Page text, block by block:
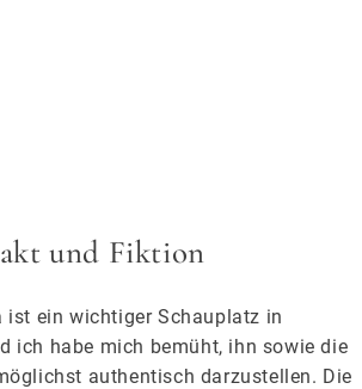
und Fiktion
ist ein wichtiger Schauplatz in
ich habe mich bemüht, ihn sowie die
authentisch darzustellen. Die